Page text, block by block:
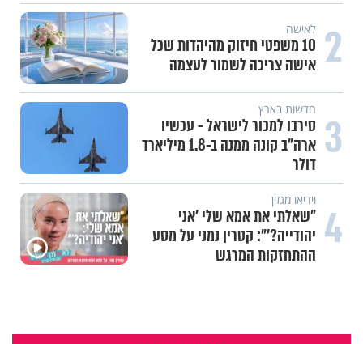
2 תכני הידברות
לזיווגים, שלום בית וישועות:
המשדר העולמי של ט"ו באב
3 תכני הידברות
אחי, מחכים רק לך: יום התפילין
העולמי מגיע לתל אביב
4 תכני הידברות
הפעולה שסיימה עשור של אכזבות
והובילה לחופה